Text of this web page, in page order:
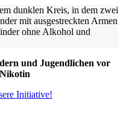
und Jugendlichen vor
Initiative!